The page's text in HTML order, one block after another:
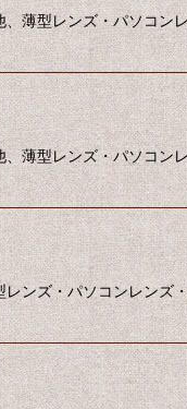
薄型レンズ・パソコン
型レンズ・パソコン
ンズ・パソコンレンズ